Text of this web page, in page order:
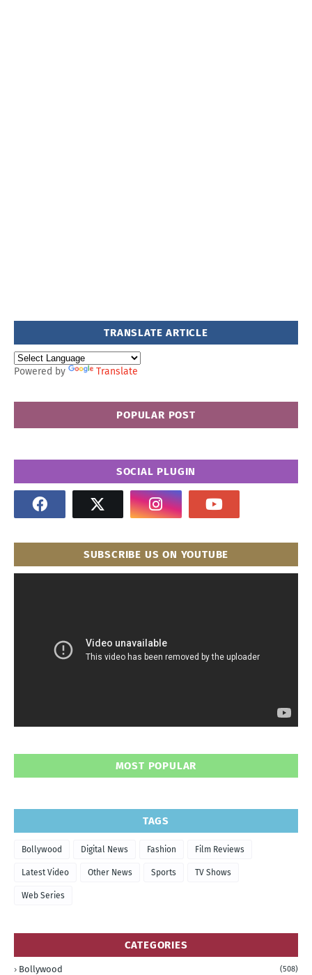
TRANSLATE ARTICLE
Powered by Translate
POPULAR POST
SOCIAL PLUGIN
SUBSCRIBE US ON YOUTUBE
MOST POPULAR
TAGS
Bollywood Digital News Fashion Film Reviews
Latest Video Other News Sports TV Shows
Web Series
CATEGORIES
Bollywood (508)